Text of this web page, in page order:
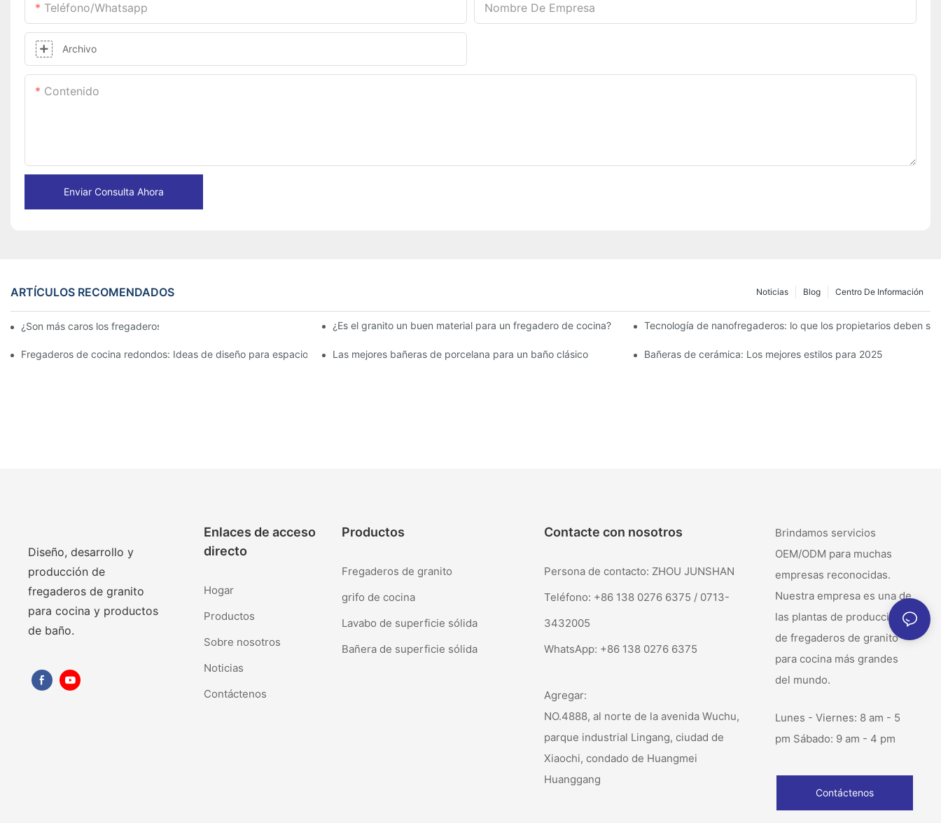
Teléfono/whatsapp Nombre De Empresa
Archivo
Contenido
Enviar Consulta Ahora
ARTÍCULOS RECOMENDADOS Centro De Información
Blog
Noticias
¿Son más caros los fregaderos de granito? ¿Es el granito un buen material para un fregadero de cocina? Tecnología de nanofregaderos: lo que los propietarios deben
Fregaderos de cocina redondos: Ideas de diseño para espacios pequeñosLas mejores bañeras de porcelana para un baño clásico Bañeras de cerámica: Los mejores estilos para 2025
Diseño, desarrollo y
producción de
fregaderos de granito
para cocina y productos
de baño.
Enlaces de acceso
directo
Hogar
Productos
Sobre nosotros
Noticias
Contáctenos
Productos
Fregaderos de granito
grifo de cocina
Lavabo de superficie sólida
Bañera de superficie sólida
Contacte con nosotros
Persona de contacto: ZHOU JUNSHAN
Teléfono: +86 138 0276 6375 / 0713-
3432005
WhatsApp: +86 138 0276 6375
Agregar:
NO.4888, al norte de la avenida Wuchu,
parque industrial Lingang, ciudad de
Xiaochi, condado de Huangmei
Huanggang
Brindamos servicios
OEM/ODM para muchas
empresas reconocidas.
Nuestra empresa es una de
las plantas de producción
de fregaderos de granito
para cocina más grandes
del mundo.
Lunes - Viernes: 8 am - 5
pm Sábado: 9 am - 4 pm
Contáctenos